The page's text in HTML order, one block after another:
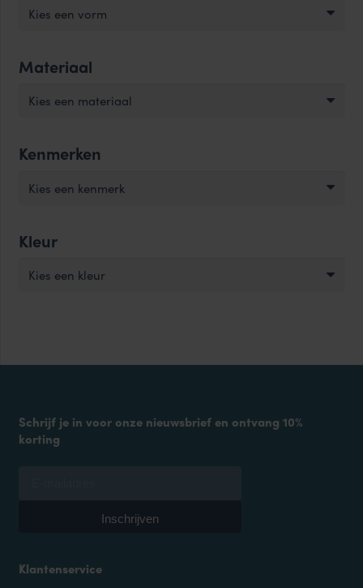
Kies een vorm
Materiaal
Kies een materiaal
Kenmerken
Kies een kenmerk
Kleur
Kies een kleur
Klantenservice
Schrijf je in voor onze nieuwsbrief en ontvang 10%
korting